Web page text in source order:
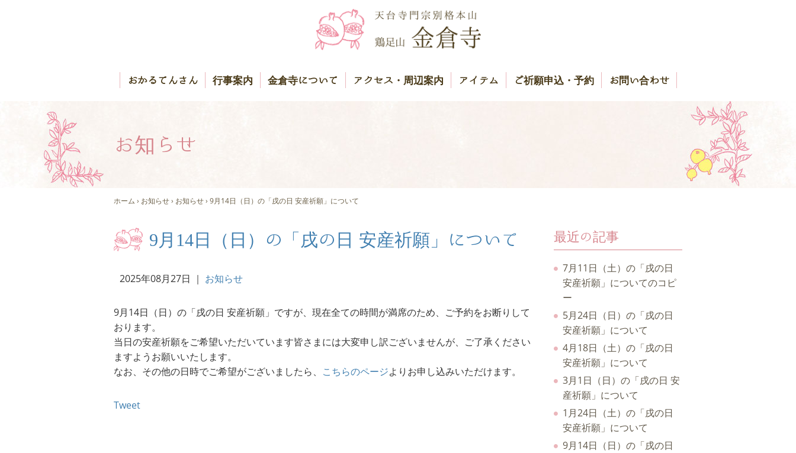
おかるてんさん 行事案内 金倉寺について アクセス・周辺案内 アイテム ご祈願申込・予約 お問い合わせ
お知らせ
ホーム › お知らせ› お知らせ› 9月14日（日）の「戌の日 安産祈願」について
9月14日（日）の「戌の日 安産祈願」について
2025年08月27日 ｜ お知らせ
9月14日（日）の「戌の日 安産祈願」ですが、現在全ての時間が満席のため、ご予約をお断りして
おります。
当日の安産祈願をご希望いただいています皆さまには大変申し訳ございませんが、ご了承ください
ますようお願いいたします。
なお、その他の日時でご希望がございましたら、 こちらのページよりお申し込みいただけます。
Tweet
最近の記事
7月11日（土）の「戌の日
安産祈願」についてのコピ
ー
5月24日（日）の「戌の日
安産祈願」について
4月18日（土）の「戌の日
安産祈願」について
3月1日（日）の「戌の日 安
産祈願」について
1月24日（土）の「戌の日
安産祈願」について
9月14日（日）の「戌の日